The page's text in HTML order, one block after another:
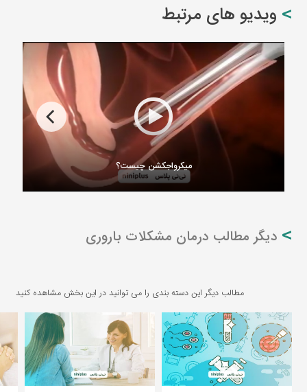
ویدیو های مرتبط
میکرواجکشن چیست؟
دیگر مطالب درمان مشکلات باروری
مطالب دیگر این دسته بندی را می توانید در این بخش مشاهده کنید